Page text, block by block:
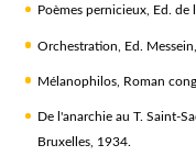
Poèmes pernicieux, Ed.
Orchestration, Ed.
Mélanophilos, Roman
De l'anarchie au T. Saint-
Bruxelles, 1934.